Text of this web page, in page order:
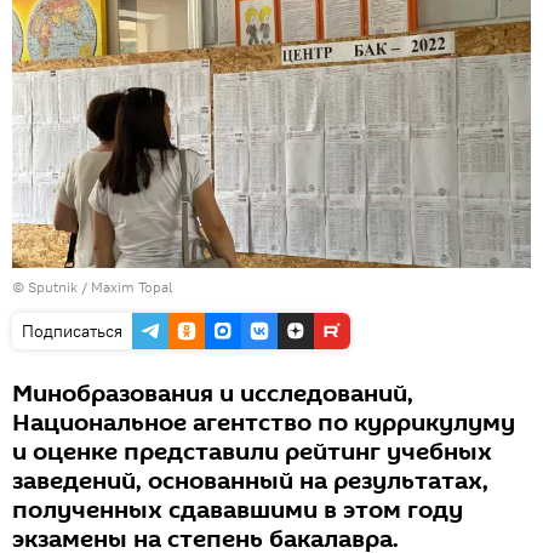
© Sputnik / Maxim Topal
Подписаться
Минобразования и исследований,
Национальное агентство по куррикулуму
и оценке представили рейтинг учебных
заведений, основанный на результатах,
полученных сдававшими в этом году
экзамены на степень бакалавра.